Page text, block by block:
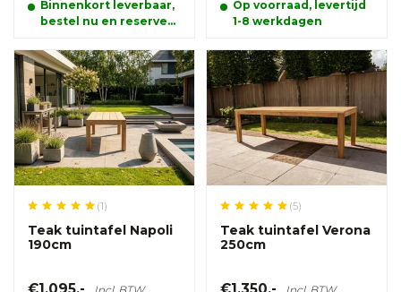
Binnenkort leverbaar,
bestel nu en reserveer
Op voorraad, levertijd
1-8 werkdagen
(1)
Teak tuintafel Napoli
190cm
(5)
Teak tuintafel Verona
250cm